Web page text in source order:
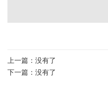
上一篇：没有了
下一篇：没有了